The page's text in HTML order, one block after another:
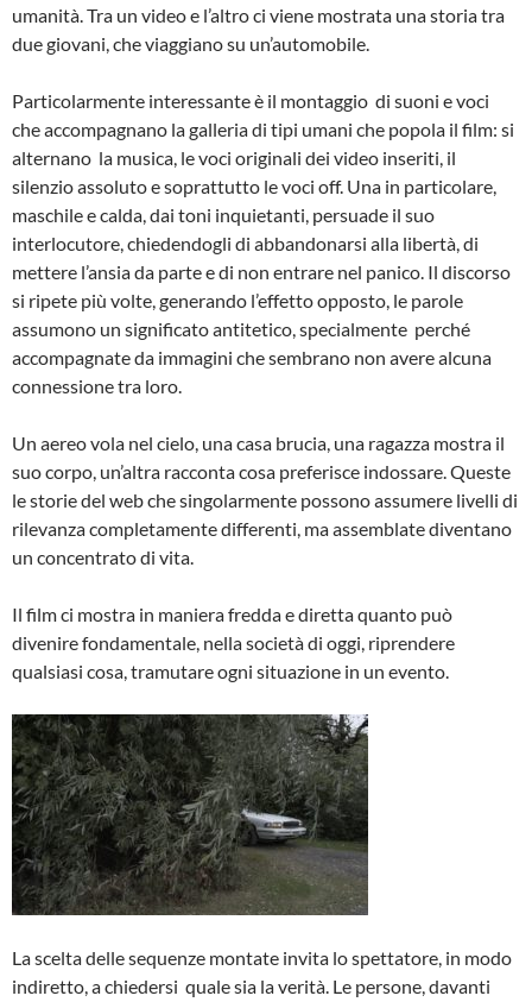
umanità. Tra un video e l’altro ci viene mostrata una storia tra
due giovani, che viaggiano su un’automobile.
Particolarmente interessante è il montaggio di suoni e voci
che accompagnano la galleria di tipi umani che popola il film: si
alternano la musica, le voci originali dei video inseriti, il
silenzio assoluto e soprattutto le voci off. Una in particolare,
maschile e calda, dai toni inquietanti, persuade il suo
interlocutore, chiedendogli di abbandonarsi alla libertà, di
mettere l’ansia da parte e di non entrare nel panico. Il discorso
si ripete più volte, generando l’effetto opposto, le parole
assumono un significato antitetico, specialmente perché
accompagnate da immagini che sembrano non avere alcuna
connessione tra loro.
Un aereo vola nel cielo, una casa brucia, una ragazza mostra il
suo corpo, un’altra racconta cosa preferisce indossare. Queste
le storie del web che singolarmente possono assumere livelli di
rilevanza completamente differenti, ma assemblate diventano
un concentrato di vita.
Il film ci mostra in maniera fredda e diretta quanto può
divenire fondamentale, nella società di oggi, riprendere
qualsiasi cosa, tramutare ogni situazione in un evento.
La scelta delle sequenze montate invita lo spettatore, in modo
indiretto, a chiedersi quale sia la verità. Le persone, davanti